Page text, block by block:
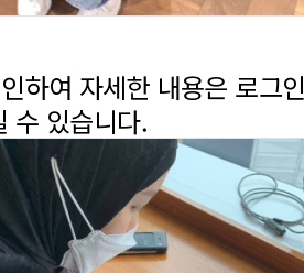
하여 자세한 내용은 로그인
수 있습니다.